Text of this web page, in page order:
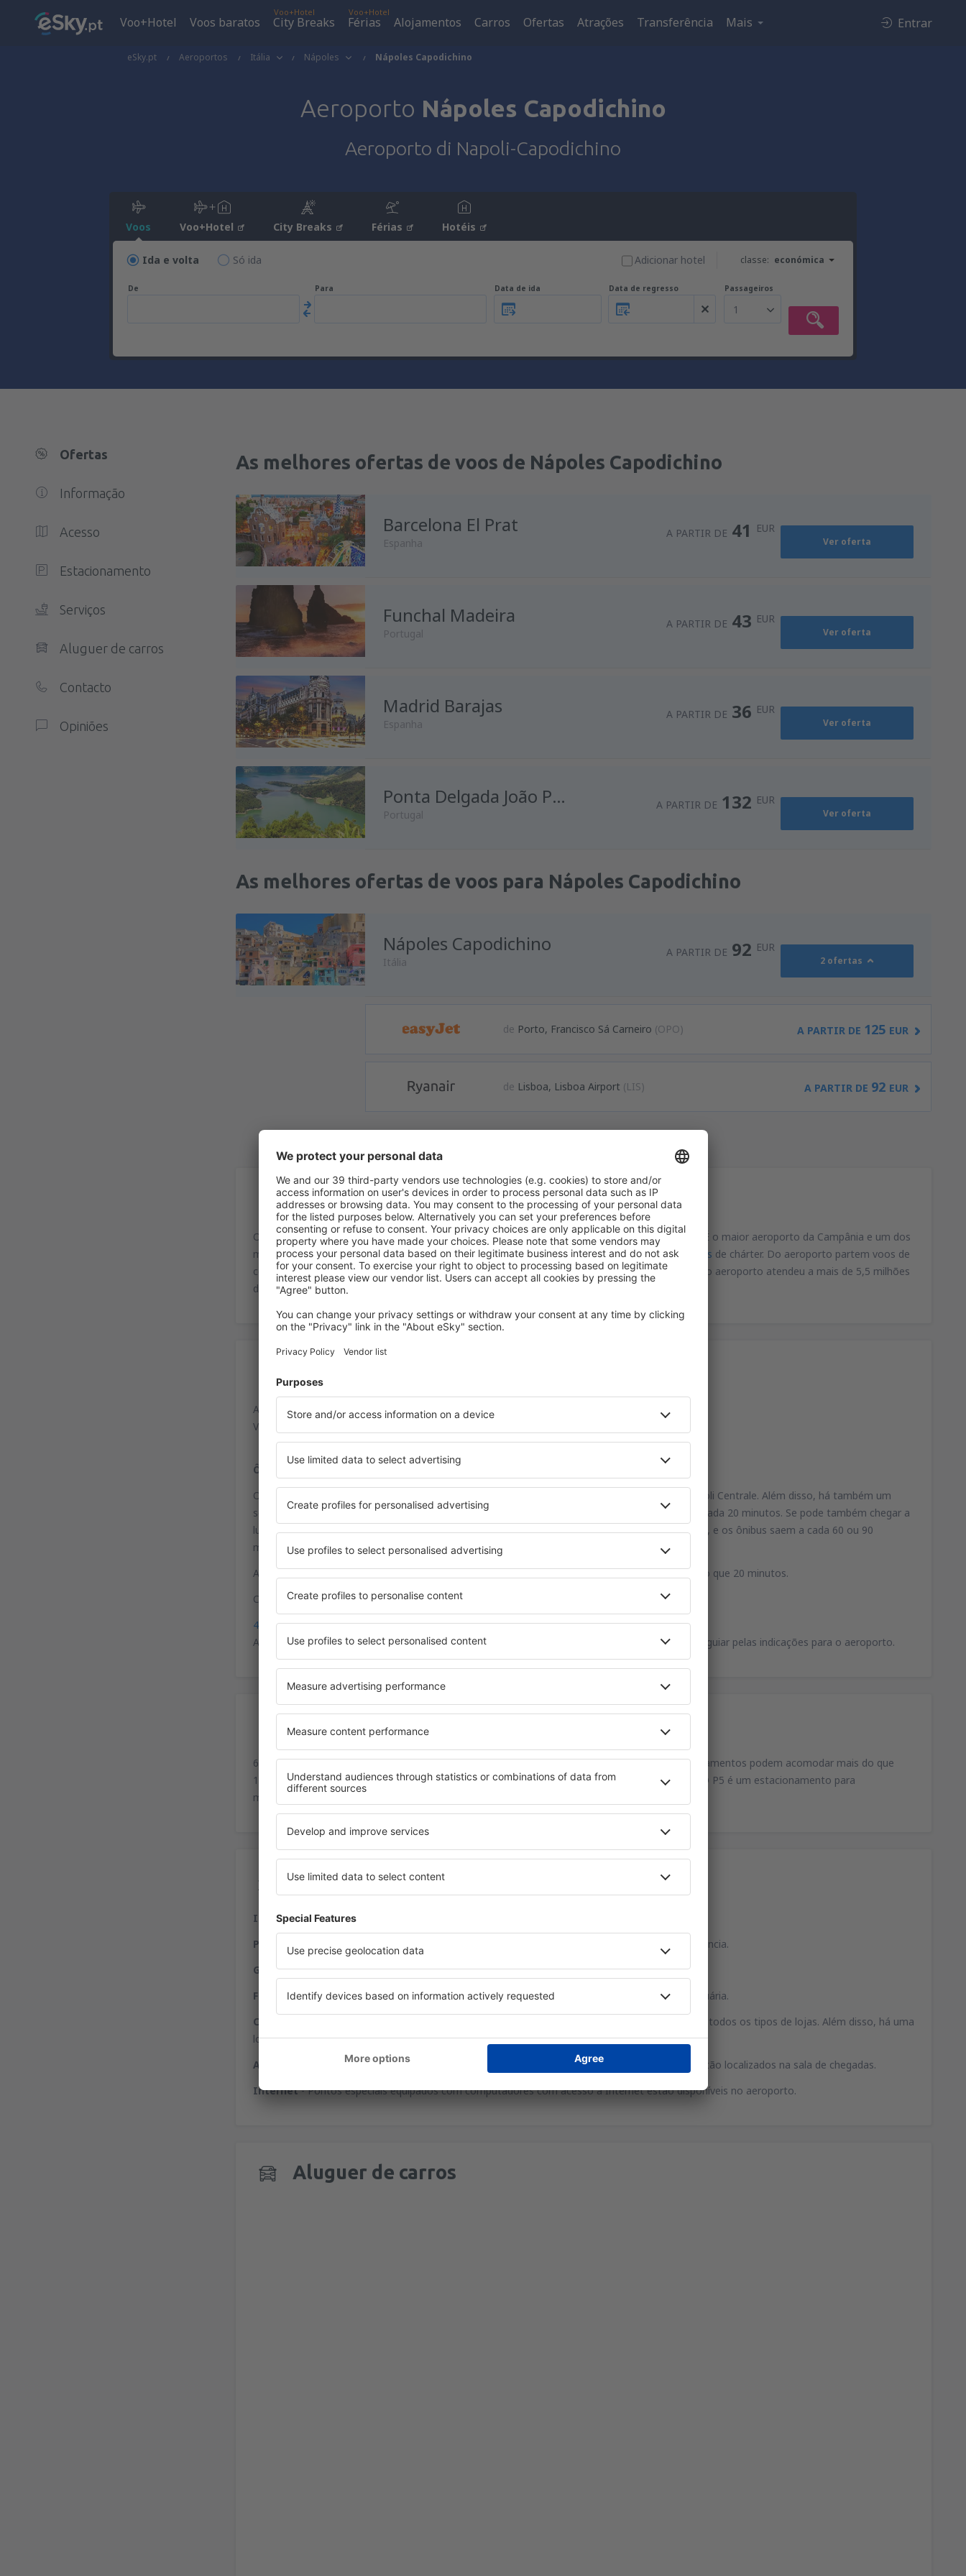
Voo+Hotel Voos baratos
Voo+Hotel
City Breaks
Voo+Hotel
Férias Alojamentos Carros Ofertas Atrações Transferência Mais Entrar
eSky.pt Aeroportos Itália Nápoles Nápoles Capodichino
Aeroporto Nápoles Capodichino
Aeroporto di Napoli-Capodichino
Voos Voo+Hotel City Breaks Férias Hotéis
Ida e volta Só ida classe: económica
Adicionar hotel
De Para Data de ida Data de regresso Passageiros
1
Ofertas
Informação
Acesso
Estacionamento
Serviços
Aluguer de carros
Contacto
Opiniões
As melhores ofertas de voos de Nápoles Capodichino
Barcelona El Prat
Espanha
A PARTIR DE 41 EUR
Ver oferta
Funchal Madeira
Portugal
A PARTIR DE 43 EUR
Ver oferta
Madrid Barajas
Espanha
A PARTIR DE 36 EUR
Ver oferta
Ponta Delgada João Paulo II
Portugal
A PARTIR DE 132 EUR
Ver oferta
As melhores ofertas de voos para Nápoles Capodichino
Nápoles Capodichino
Itália
A PARTIR DE 92 EUR
2 ofertas
de Porto, Francisco Sá Carneiro (OPO) A PARTIR DE 125 EUR
de Lisboa, Lisboa Airport (LIS) A PARTIR DE 92 EUR
Informação
O Aeroporto de Nápoles é um aeroporto internacional localizado a 7 km do centro de Nápoles. É o maior aeroporto da Campânia e um dos
maiores da Itália. O aeroporto tem dois terminais, mas o Terminal 2 só é usado para operar
voos de chárter. Do aeroporto partem voos de
companhias aéreas regulares e de baixo custo. O porto tem uma pista de decolagem. Em 2008, o aeroporto atendeu a mais de 5,5 milhões
de passageiros. Nas proximidades do aeroporto está localizado um hotel.
Aeroporto di Napoli-Capodichino
Via del Riposo 95, 80144 Napoli
Ônibus
O ônibus da linha 3S circula a cada 30 minutos entre o aeroporto e a estação ferroviária de Napoli Centrale. Além disso, há também um
serviço de ônibus entre o aeroporto e a Piazza Municipio, no centro de Nápoles. O ônibus sai a cada 20 minutos. Se pode também chegar a
lugares como: Avellino, Benevento, Caserta. As conexões são operadas por diferentes empresas, e os ônibus saem a cada 60 ou 90
minutos. As paradas de ônibus estão situadas em frente do primeiro terminal.
A parada de táxis se situa em frente da sala de chegadas. A viagem para o centro dura menos do que 20 minutos.
Coordenadas para sistemas de navegação GPS automotivos:
40°52'40"N, 14°16'58"E
As rodovias A1 e A56 fornecem um caminho conveniente para o aeroporto. Em seguida se deve guiar pelas indicações para o aeroporto.
Estacionamento
6 estacionamentos estão localizados ao longo da estrada de acesso ao aeroporto. Os estacionamentos podem acomodar mais do que
1400 veículos. O P1, localizado em frente do Terminal 2, é um estacionamento de longo prazo. O P5 é um estacionamento para
motociclistas. Os P2, P3, P4 e P6 são estacionamentos de curta duração.
Serviços
Informação- o ponto de informação fica no piso térreo da sala de chegadas.
Pessoas com deficiência
- o aeroporto está bem preparado para atender pessoas com deficiência.
Gastronomia- bares, restaurantes e cafés estão disponíveis no aeroporto.
Finanças- casas de câmbio, caixas eletrônicos e um banco estão localizados na zona aeroportuária.
Compras
- no primeiro andar do Terminal 1 está localizado o centro comercial Napoli que reúne todos os tipos de lojas. Além disso, há uma
loja duty free, uma banca de jornais e uma loja de suvenires.
Aluguer de automóveis- seis locadoras de veículos operam no aeroporto. Os seus balcões estão localizados na sala de chegadas.
Internet- Pontos especiais equipados com computadores com acesso à Internet estão disponíveis no aeroporto.
Aluguer de carros